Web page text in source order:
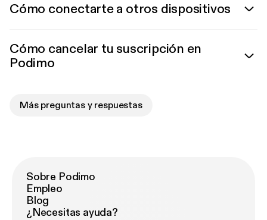
Cómo conectarte a otros dispositivos
Cómo cancelar tu suscripción en
Podimo
Más preguntas y respuestas
Sobre Podimo
Empleo
Blog
¿Necesitas ayuda?